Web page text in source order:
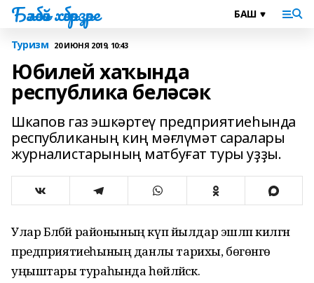
Бәләбәй хәбәрҙәре
Туризм 20 ИЮНЯ 2019, 10:43
Юбилей хаҡында
республика беләсәк
Шкапов газ эшкәртеү предприятиеһында
республиканың киң мәғлүмәт саралары
журналистарының матбуғат туры уҙҙы.
Улар Бәләбәй районының күп йылдар эшләп килгән
предприятиеһының данлы тарихы, бөгөнгө
уңыштары тураһында һөйләйәсәк.